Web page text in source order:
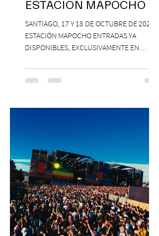
ESTACIÓN MAPOCHO
SANTIAGO, 17 Y 18 DE OCTUBRE DE 2026,
ESTACIÓN MAPOCHO ENTRADAS YA
DISPONIBLES, EXCLUSIVAMENTE EN
con una edición renovada que reunirá
yoga, bienestar y vida consciente, con la
Antonella Orsini, Yoga Woman y más
Centro Cultural Estación Mapocho, espacio
que albergará durante dos jornadas una
pro